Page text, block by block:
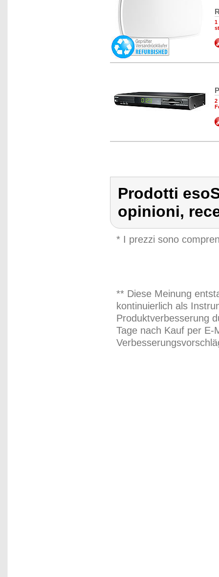
1
2
Prodotti
opinioni,
* I prezzi sono
** Diese Meinung
kontinuierlich als
Produktverbesserung
Tage nach Kauf per E-